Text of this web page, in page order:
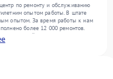
по ремонту и обслуживанию
опытом работы. В штате
опытом. За время работы к нам
более 12 000 ремонтов.
300 устройств, включая , , . Мы
высокое качество обслуживания